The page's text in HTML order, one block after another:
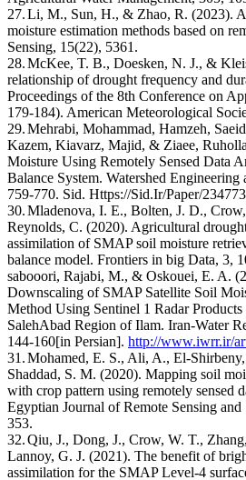
27.Li, M., Sun, H., & Zhao, R. (2023).
moisture estimation methods based on
Sensing, 15(22), 5361.
28.McKee, T. B., Doesken, N. J., &
relationship of drought frequency and
Proceedings of the 8th Conference on
179-184). American Meteorological
29.Mehrabi, Mohammad, Hamzeh,
Kazem, Kiavarz, Majid, & Ziaee,
Moisture Using Remotely Sensed Data
Balance System. Watershed Engineering
759-770. Sid. Https://Sid.Ir/Paper/
30.Mladenova, I. E., Bolten, J. D.,
Reynolds, C. (2020). Agricultural
assimilation of SMAP soil moisture
balance model. Frontiers in big Data, 3,
sabooori, Rajabi, M., & Oskouei, E. A.
Downscaling of SMAP Satellite Soil
Method Using Sentinel 1 Radar
SalehAbad Region of Ilam. Iran-Water
144-160[in Persian]. http://www.iwrr.ir/
31.Mohamed, E. S., Ali, A., El-
Shaddad, S. M. (2020). Mapping soil
with crop pattern using remotely sensed
Egyptian Journal of Remote Sensing
353.
32.Qiu, J., Dong, J., Crow, W. T.,
Lannoy, G. J. (2021). The benefit of
assimilation for the SMAP Level-4